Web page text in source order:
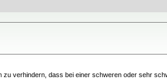
verhindern, dass bei einer schweren oder sehr